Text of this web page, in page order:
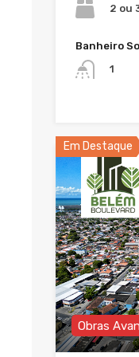
2 ou
Banheiro
1
Em Destaque
Obras